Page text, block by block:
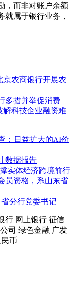
，而非对账户余额
就属于银行业务，
京农商银行开展农
多措并举促消费
解科技企业融资难
：日益扩大的AI价
数据报告
实体经济跨境前行
员资格，系山东省
分行党委书记
行 网上银行 征信
司 绿色金融 广发
币